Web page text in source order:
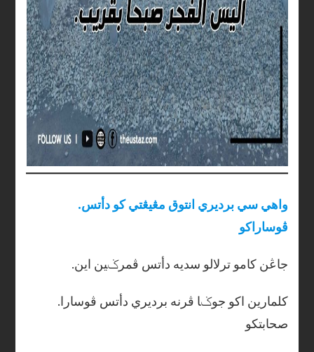
.واهي سي برديري انتوق مڠيڠتي کو دأتس
ڤوساراکو
.جاڠن کامو ترلالو سديه دأتس ڤمرݢين اين
.کلمارين اکو جوݢا ڤرنه برديري دأتس ڤوسارا
صحابتکو